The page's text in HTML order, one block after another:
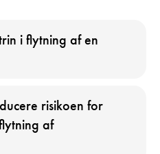
i flytning af en
risikoen for
af